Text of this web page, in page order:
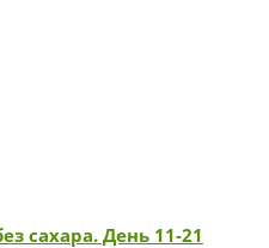
сахара. День 11-21